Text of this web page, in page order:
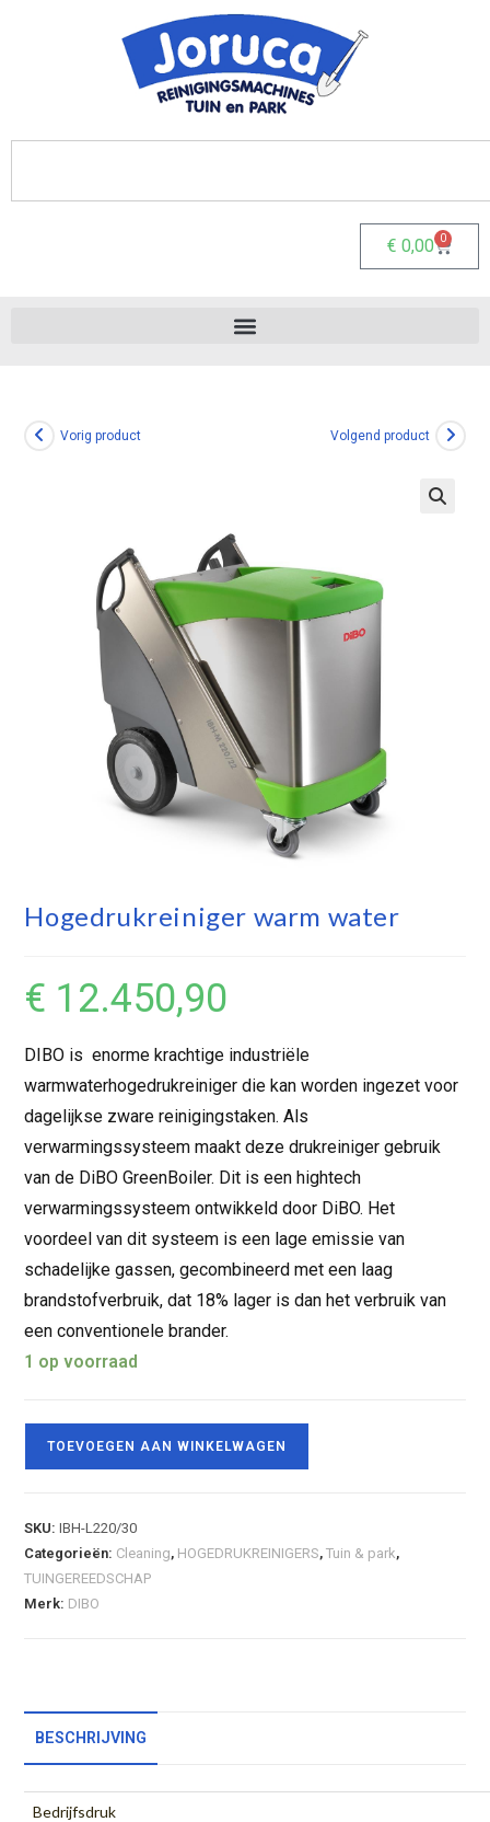
€ 0,00 0
Vorig product Volgend product
Hogedrukreiniger warm water
€ 12.450,90
DIBO is enorme krachtige industriële
warmwaterhogedrukreiniger die kan worden ingezet voor
dagelijkse zware reinigingstaken. Als
verwarmingssysteem maakt deze drukreiniger gebruik
van de DiBO GreenBoiler. Dit is een hightech
verwarmingssysteem ontwikkeld door DiBO. Het
voordeel van dit systeem is een lage emissie van
schadelijke gassen, gecombineerd met een laag
brandstofverbruik, dat 18% lager is dan het verbruik van
een conventionele brander.
1 op voorraad
TOEVOEGEN AAN WINKELWAGEN
SKU:IBH-L220/30
Categorieën: Cleaning, HOGEDRUKREINIGERS,Tuin & park,
TUINGEREEDSCHAP
Merk: DIBO
BESCHRIJVING
Bedrijfsdruk